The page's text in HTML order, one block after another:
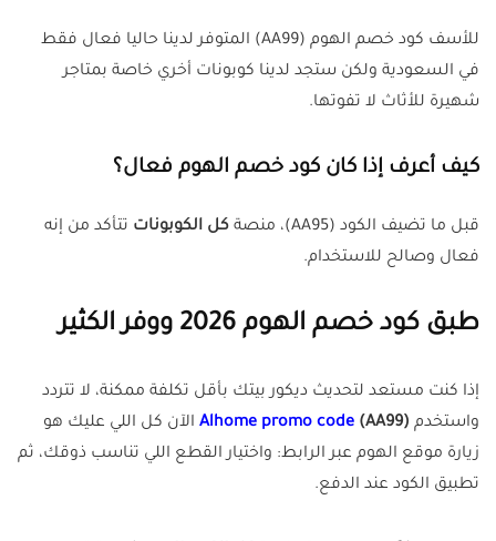
للأسف كود خصم الهوم (AA99) المتوفر لدينا حاليا فعال فقط
في السعودية ولكن ستجد لدينا كوبونات أخري خاصة بمتاجر
شهيرة للأثاث لا تفوتها.
كيف أعرف إذا كان كود خصم الهوم فعال؟
قبل ما تضيف الكود (AA95)، منصة كل الكوبونات تتأكد من إنه
فعال وصالح للاستخدام.
طبق كود خصم الهوم 2026 ووفر الكثير
إذا كنت مستعد لتحديث ديكور بيتك بأقل تكلفة ممكنة، لا تتردد
واستخدم
Alhome promo code (AA99)
الآن كل اللي عليك هو
زيارة موقع الهوم عبر الرابط: واختيار القطع اللي تناسب ذوقك، ثم
تطبيق الكود عند الدفع.